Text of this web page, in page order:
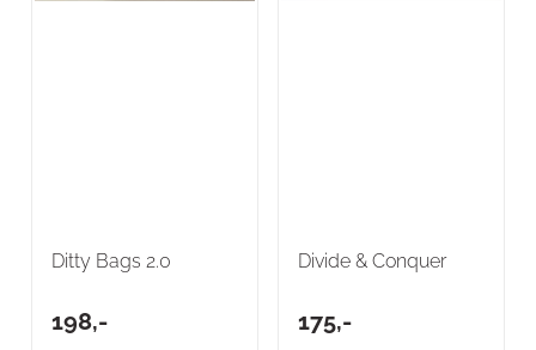
Ditty Bags 2.0
198,-
Divide & Conquer
175,-